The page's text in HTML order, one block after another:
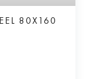
80X160